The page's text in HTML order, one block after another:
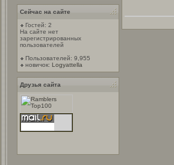
Сейчас на сайте
Гостей: 2
На сайте нет
зарегистрированных
пользователей
Пользователей: 9,955
новичок: Logyattella
Друзья сайта